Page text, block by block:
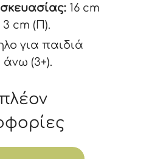
16 cm
3 cm (Π).
για παιδιά
(3+).